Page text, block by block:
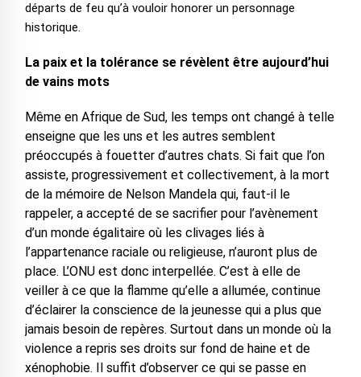
départs de feu qu’à vouloir honorer un personnage
historique.
La paix et la tolérance se révèlent être aujourd’hui
de vains mots
Même en Afrique de Sud, les temps ont changé à telle
enseigne que les uns et les autres semblent
préoccupés à fouetter d’autres chats. Si fait que l’on
assiste, progressivement et collectivement, à la mort
de la mémoire de Nelson Mandela qui, faut-il le
rappeler, a accepté de se sacrifier pour l’avènement
d’un monde égalitaire où les clivages liés à
l’appartenance raciale ou religieuse, n’auront plus de
place. L’ONU est donc interpellée. C’est à elle de
veiller à ce que la flamme qu’elle a allumée, continue
d’éclairer la conscience de la jeunesse qui a plus que
jamais besoin de repères. Surtout dans un monde où la
violence a repris ses droits sur fond de haine et de
xénophobie. Il suffit d’observer ce qui se passe en